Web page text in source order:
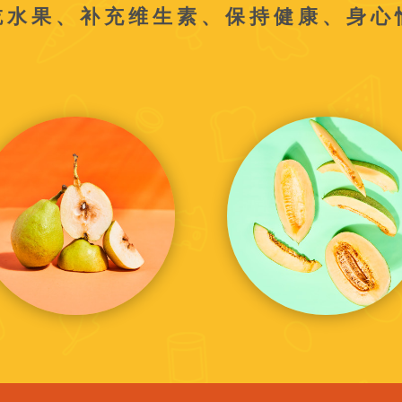
水果、补充维生素、保持健康、身心